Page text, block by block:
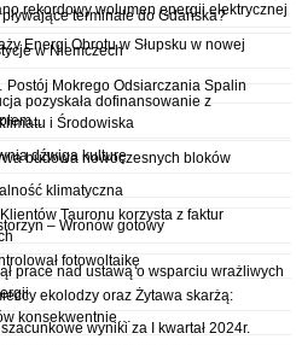
terminale do Gdańska?
w Niemczech
Mokrego Odsiarczania Spalin
dźwiga kulturę
klimatyczna
– Wronów gotowy
fotowoltaikę
ekolodzy oraz Żytawa skarżą:
konsekwentnie…
rekordowy wolumen energii elektrycznej
Energi Obrotu w Słupsku w nowej
pozyskała dofinansowanie z
i Środowiska
budowa nowoczesnych bloków
Tauronu korzysta z faktur
prace nad ustawą o wsparciu wrażliwych
wyniki za I kwartał 2024r.